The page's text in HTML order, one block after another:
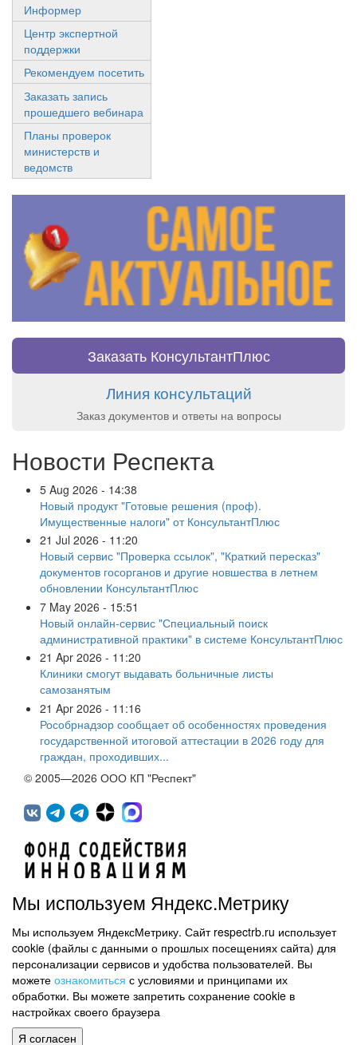
Информер
Центр экспертной
поддержки
Рекомендуем посетить
Заказать запись
прошедшего вебинара
Планы проверок
министерств и
ведомств
Заказать КонсультантПлюс
Линия консультаций
Заказ документов и ответы на вопросы
Новости Респекта
5 Aug 2026 - 14:38
Новый продукт "Готовые решения (проф).
Имущественные налоги" от КонсультантПлюс
21 Jul 2026 - 11:20
Новый сервис "Проверка ссылок", "Краткий пересказ"
документов госорганов и другие новшества в летнем
обновлении КонсультантПлюс
7 May 2026 - 15:51
Новый онлайн-сервис "Специальный поиск
административной практики" в системе КонсультантПлюс
21 Apr 2026 - 11:20
Клиники смогут выдавать больничные листы
самозанятым
21 Apr 2026 - 11:16
Рособрнадзор сообщает об особенностях проведения
государственной итоговой аттестации в 2026 году для
граждан, проходивших...
© 2005—2026 ООО КП "Респект"
450071, г.Уфа, ул. 50 лет СССР, д.48 корп.1, офис 307
(347) 291 20 70
Контактная информация
Карта сайта
Политика обработки персональных данных
Мы используем Яндекс.Метрику
Мы используем ЯндексМетрику. Сайт respectrb.ru использует
cookie (файлы с данными о прошлых посещениях сайта) для
персонализации сервисов и удобства пользователей. Вы
можете ознакомиться с условиями и принципами их
обработки. Вы можете запретить сохранение cookie в
настройках своего браузера
Я согласен